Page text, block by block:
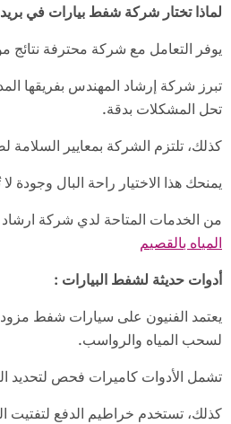
لماذا تختار شركة شفط بيارات في
يوفر التعامل مع شركة محترفة نتائج
تبرز شركة إرشاد المهندس بفريقها
تحل المشكلات بدقة.
كذلك، تلتزم الشركة بمعايير السلامة
يمنحك هذا الاختيار راحة البال وجودة
من الخدمات المتاحة لدي شركة
المياه بالقصيم
أدوات حديثة لشفط البيارات :
يعتمد الفنيون على سيارات شفط
لسحب المياه والرواسب.
تشمل الأدوات كاميرات فحص لتحديد
كذلك، تستخدم خراطيم الدفع لتفتيت